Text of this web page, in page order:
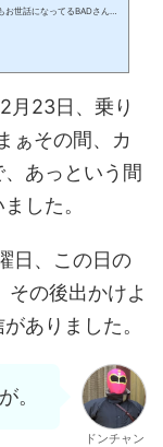
世話になってるBADさんの
か...
月23日、乗り
ぁその間、カ
あっという間
した。
日、この日の
の後出かけよ
ありました。
。
ドンチャン